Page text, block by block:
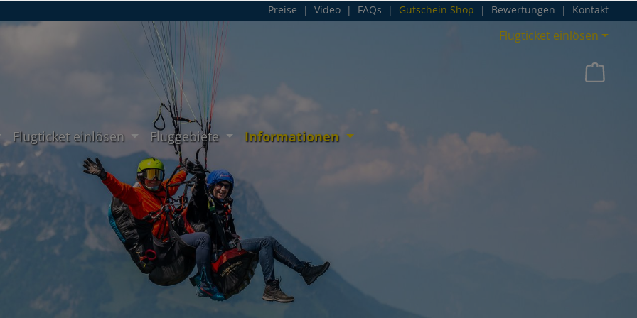
Preise | Video | FAQs | Gutschein Shop | Bewertungen | Kontakt
Flugticket einlösen
Flugticket einlösen Fluggebiete Informationen